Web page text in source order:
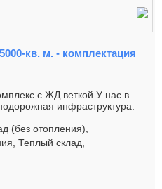
кв. м. - комплектация
с ЖД веткой У нас в
инфраструктура:
(без отопления),
Теплый склад,